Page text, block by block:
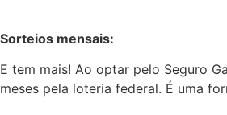
Sorteios mensais:
E tem mais! Ao optar pelo Seguro
meses pela loteria federal. É uma